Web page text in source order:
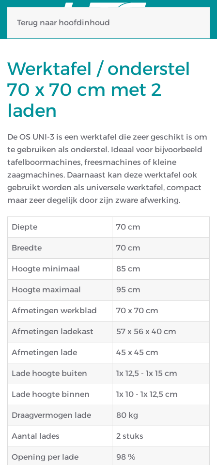
Terug naar hoofdinhoud
Werktafel / onderstel
70 x 70 cm met 2
laden
De OS UNI-3 is een werktafel die zeer geschikt is om
te gebruiken als onderstel. Ideaal voor bijvoorbeeld
tafelboormachines, freesmachines of kleine
zaagmachines. Daarnaast kan deze werktafel ook
gebruikt worden als universele werktafel, compact
maar zeer degelijk door zijn zware afwerking.
Diepte 70 cm
Breedte 70 cm
Hoogte minimaal 85 cm
Hoogte maximaal 95 cm
Afmetingen werkblad 70 x 70 cm
Afmetingen ladekast 57 x 56 x 40 cm
Afmetingen lade 45 x 45 cm
Lade hoogte buiten 1x 12,5 - 1x 15 cm
Lade hoogte binnen 1x 10 - 1x 12,5 cm
Draagvermogen lade 80 kg
Aantal lades 2 stuks
Opening per lade 98 %